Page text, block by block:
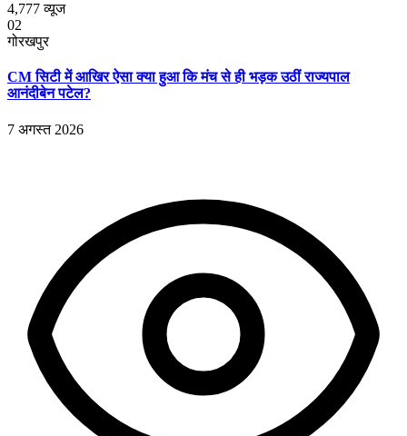
4,777व्यूज
02
गोरखपुर
CM सिटी में आखिर ऐसा क्या हुआ कि मंच से ही भड़क उठीं राज्यपाल
आनंदीबेन पटेल?
7 अगस्त 2026